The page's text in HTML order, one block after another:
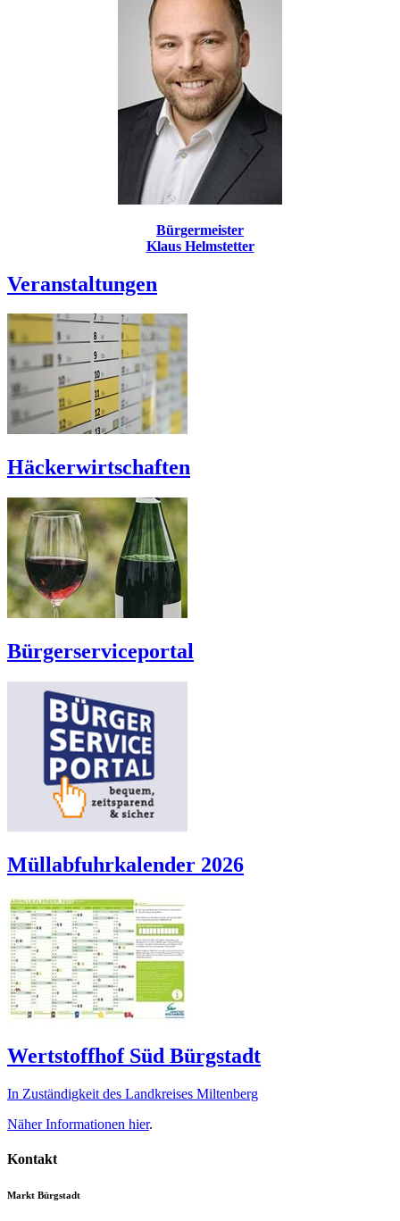
Bürgermeister
Klaus Helmstetter
Veranstaltungen
Häckerwirtschaften
Bürgerserviceportal
Müllabfuhrkalender 2026
Wertstoffhof Süd Bürgstadt
In Zuständigkeit des Landkreises Miltenberg
Näher Informationen hier.
Kontakt
Markt Bürgstadt